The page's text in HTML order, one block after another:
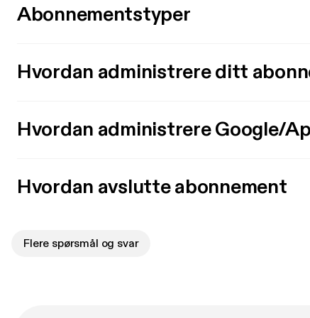
Abonnementstyper
Hvordan administrere ditt
Hvordan administrere Google/
Hvordan avslutte abonnement
Flere spørsmål og svar